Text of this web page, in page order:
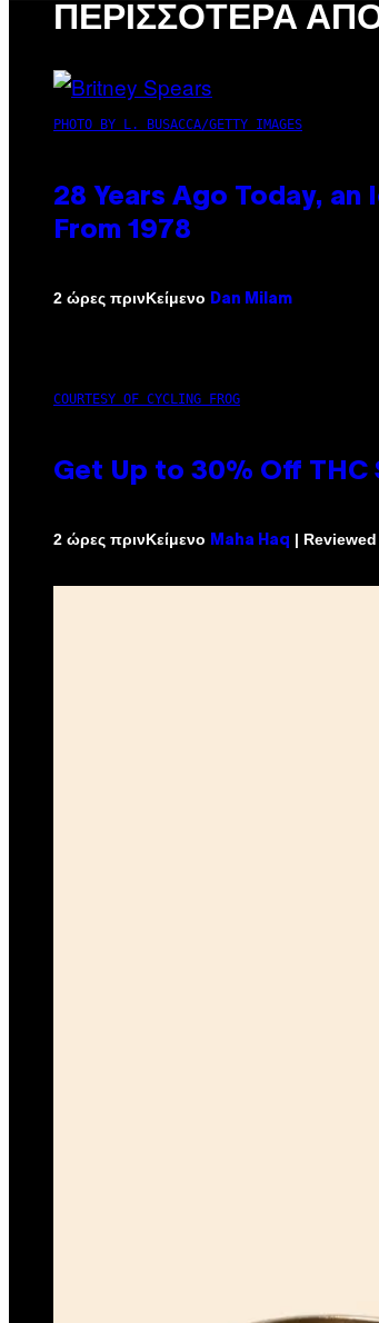
ΠΕΡΙΣΣΌΤΕΡΑ
PHOTO BY L. BUSACCA/GETTY IMAGES
28 Years Ago Today,
From 1978
2 ώρες πρινΚείμενο Dan Milam
COURTESY OF CYCLING FROG
Get Up to 30% Off THC
2 ώρες πρινΚείμενο Maha Haq |